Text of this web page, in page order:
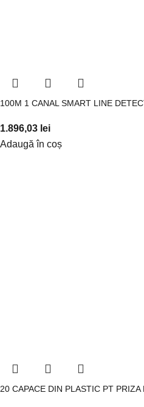
100M 1 CANAL SMART LINE
1.896,03 lei
Adaugă în coș
20 CAPACE DIN PLASTIC PT